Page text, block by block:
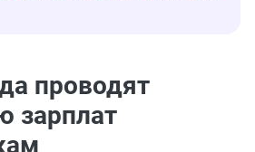
проводят
зарплат